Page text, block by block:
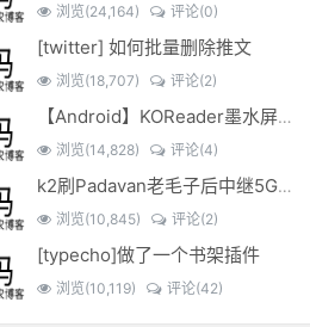
浏览(24,164) 评论(0)
[twitter] 如何批量删除推文
浏览(18,707) 评论(2)
【Android】KOReader墨水屏用阅读器
浏览(14,828) 评论(4)
k2刷Padavan老毛子后中继5G搜索不到的问题解决
浏览(10,845) 评论(2)
[typecho]做了一个书架插件
浏览(10,119) 评论(42)